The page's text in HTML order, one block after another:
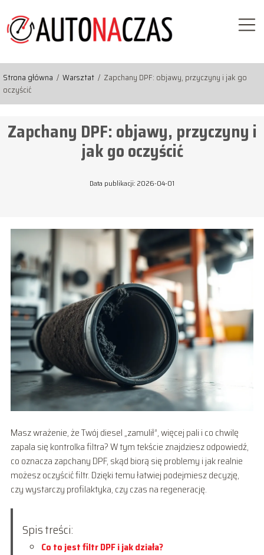
Strona główna / Warsztat / Zapchany DPF: objawy, przyczyny i jak go
oczyścić
Zapchany DPF: objawy, przyczyny i
jak go oczyścić
Data publikacji: 2026-04-01
Masz wrażenie, że Twój diesel „zamulił”, więcej pali i co chwilę
zapala się kontrolka filtra? W tym tekście znajdziesz odpowiedź,
co oznacza zapchany DPF, skąd biorą się problemy i jak realnie
możesz oczyścić filtr. Dzięki temu łatwiej podejmiesz decyzję,
czy wystarczy profilaktyka, czy czas na regenerację.
Spis treści:
Co to jest filtr DPF i jak działa?